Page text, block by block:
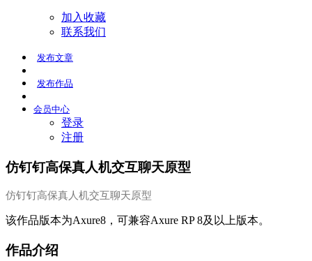
加入收藏
联系我们
发布文章
发布作品
会员中心
登录
注册
仿钉钉高保真人机交互聊天原型
仿钉钉高保真人机交互聊天原型
该作品版本为Axure8，可兼容Axure RP 8及以上版本。
作品介绍